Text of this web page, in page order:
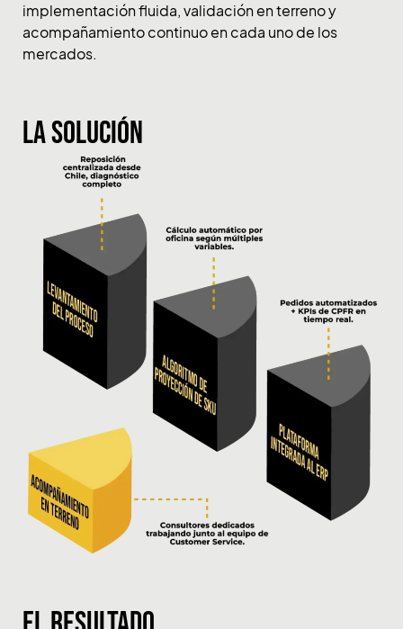
implementación fluida, validación en terreno y
acompañamiento continuo en cada uno de los
mercados.
La Solución